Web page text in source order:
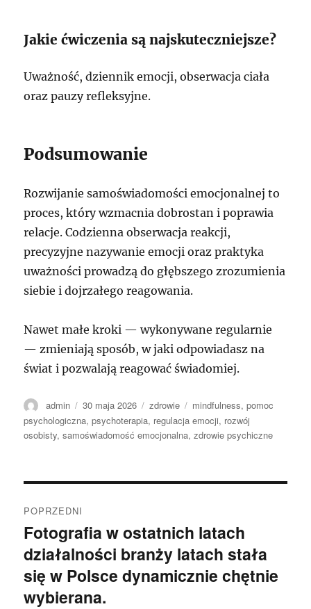
Jakie ćwiczenia są najskuteczniejsze?
Uważność, dziennik emocji, obserwacja ciała
oraz pauzy refleksyjne.
Podsumowanie
Rozwijanie samoświadomości emocjonalnej to
proces, który wzmacnia dobrostan i poprawia
relacje. Codzienna obserwacja reakcji,
precyzyjne nazywanie emocji oraz praktyka
uważności prowadzą do głębszego zrozumienia
siebie i dojrzałego reagowania.
Nawet małe kroki — wykonywane regularnie
— zmieniają sposób, w jaki odpowiadasz na
świat i pozwalają reagować świadomiej.
Autor
admin
Data
publikacji
30 maja 2026 Kategorie
zdrowie Tagi
mindfulness,pomoc
psychologiczna,psychoterapia, regulacja emocji, rozwój
osobisty,samoświadomość emocjonalna,zdrowie psychiczne
wpisu
POPRZEDNI
Poprzedni
wpis:
Fotografia w ostatnich latach
działalności branży latach stała
się w Polsce dynamicznie chętnie
wybierana.